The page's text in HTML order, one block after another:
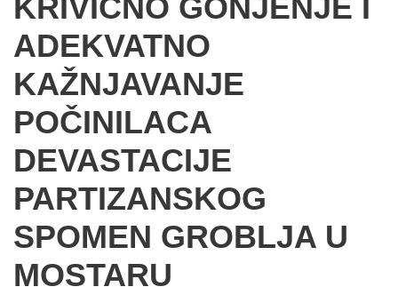
KRIVIČNO GONJENJE I
ADEKVATNO
KAŽNJAVANJE
POČINILACA
DEVASTACIJE
PARTIZANSKOG
SPOMEN GROBLJA U
MOSTARU